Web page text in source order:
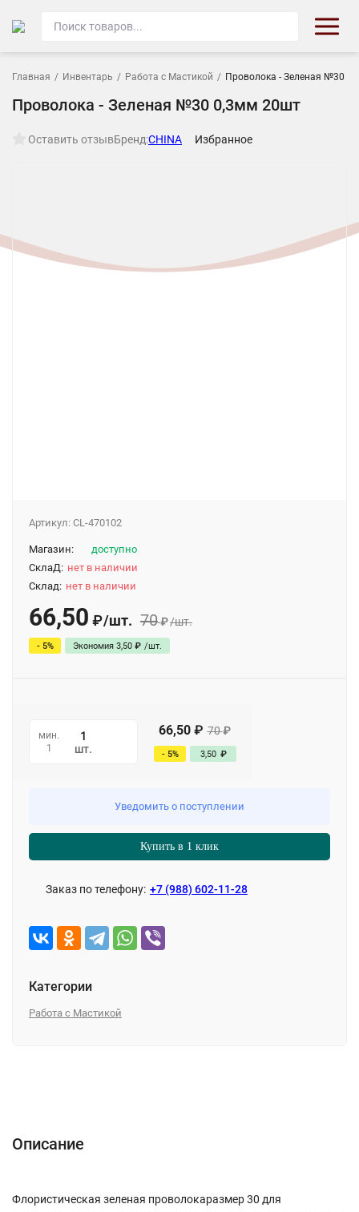
Главная / Инвентарь / Работа с Мастикой / Проволока - Зеленая №30
Проволока - Зеленая №30 0,3мм 20шт
Оставить отзывБренд:CHINA Избранное
Артикул: CL-470102
Магазин:
доступно
СклаД: нет в наличии
Склад: нет в наличии
66,50 ₽/шт. 70₽/шт.
- 5% Экономия 3,50 ₽ /шт.
мин.
1
шт.
66,50 ₽ 70 ₽
- 5% 3,50 ₽
Уведомить о поступлении
Купить в 1 клик
Заказ по телефону: +7 (988) 602-11-28
Категории
Работа с Мастикой
Описание
Флористическая зеленая проволокаразмер 30 для